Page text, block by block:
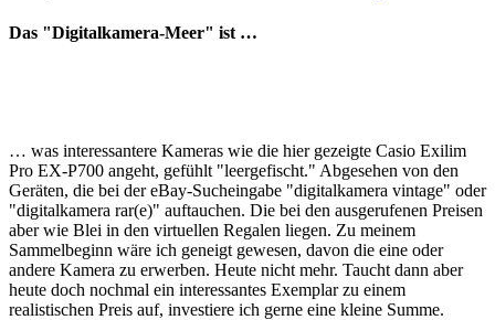
Das "Digitalkamera-Meer" ist …
… was interessantere Kameras wie die hier gezeigte Casio Exilim
Pro EX-P700 angeht, gefühlt "leergefischt." Abgesehen von den
Geräten, die bei der eBay-Sucheingabe "digitalkamera vintage" oder
"digitalkamera rar(e)" auftauchen. Die bei den ausgerufenen Preisen
aber wie Blei in den virtuellen Regalen liegen. Zu meinem
Sammelbeginn wäre ich geneigt gewesen, davon die eine oder
andere Kamera zu erwerben. Heute nicht mehr. Taucht dann aber
heute doch nochmal ein interessantes Exemplar zu einem
realistischen Preis auf, investiere ich gerne eine kleine Summe.